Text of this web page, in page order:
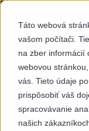
Táto webová
vašom počítači.
na zber informácií
webovou
vás. Tieto údaje
prispôsobiť váš
spracovávanie
našich
O